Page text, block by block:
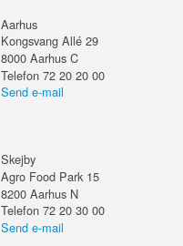
Aarhus
Kongsvang Allé 29
8000 Aarhus C
Telefon 72 20 20 00
Send e-mail
Skejby
Agro Food Park 15
8200 Aarhus N
Telefon 72 20 30 00
Send e-mail